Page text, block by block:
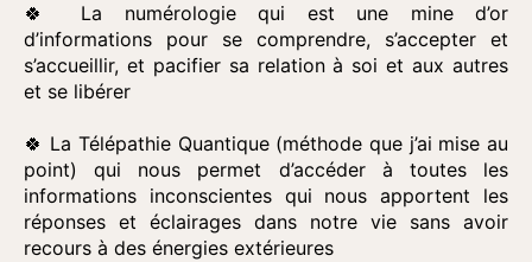
🍀 La numérologie qui est une mine d’or
d’informations pour se comprendre, s’accepter et
s’accueillir, et pacifier sa relation à soi et aux autres
et se libérer
🍀 La Télépathie Quantique (méthode que j’ai mise au
point) qui nous permet d’accéder à toutes les
informations inconscientes qui nous apportent les
réponses et éclairages dans notre vie sans avoir
recours à des énergies extérieures